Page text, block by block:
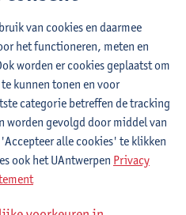
Christine Lippens
methoden
Veeken
van cookies en daarmee
het functioneren, meten en
worden er cookies geplaatst om
kunnen tonen en voor
categorie betreffen de tracking
worden gevolgd door middel van
alle cookies' te klikken
ook het UAntwerpen Privacy